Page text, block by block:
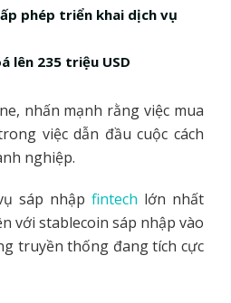
phép triển khai dịch vụ
lên 235 triệu USD
nhấn mạnh rằng việc mua
việc dẫn đầu cuộc cách
nghiệp.
sáp nhậpfintech lớn nhất
với stablecoin sáp nhập vào
truyền thống đang tích cực